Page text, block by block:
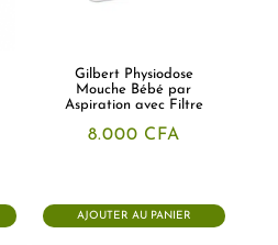
Gilbert Physiodose
Mouche Bébé par
Aspiration avec Filtre
8.000 CFA
AJOUTER AU PANIER